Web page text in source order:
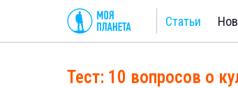
Статьи
Тест: 10 вопросов о